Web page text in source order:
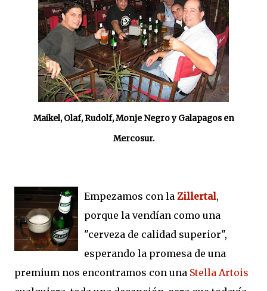
Maikel, Olaf, Rudolf, Monje Negro y Galapagos en
Mercosur.
Empezamos con la Zillertal,
porque la vendían como una
"cerveza de calidad superior",
esperando la promesa de una
premium nos encontramos con una Stella Artois